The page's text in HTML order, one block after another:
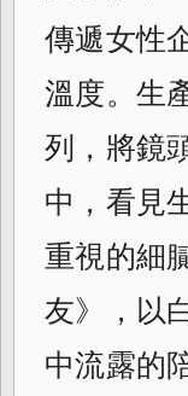
傳遞女性
溫度。生
列，將鏡
中，看見
重視的細
友》，以
中流露的